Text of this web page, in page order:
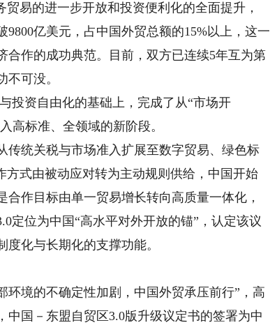
易的进一步开放和投资便利化的全面提升，
亿美元，占中国外贸总额的15%以上，这一
合作的成功典范。目前，双方已连续5年互为第
可没。
资自由化的基础上，完成了从“市场开
高标准、全领域的新阶段。
统关税与市场准入扩展至数字贸易、绿色标
式由被动应对转为主动规则供给，中国开始
作目标由单一贸易增长转向高质量一体化，
定位为中国“高水平对外开放的锚”，认定该议
化与长期化的支撑功能。
境的不确定性加剧，中国外贸承压前行”，高
国－东盟自贸区3.0版升级议定书的签署为中